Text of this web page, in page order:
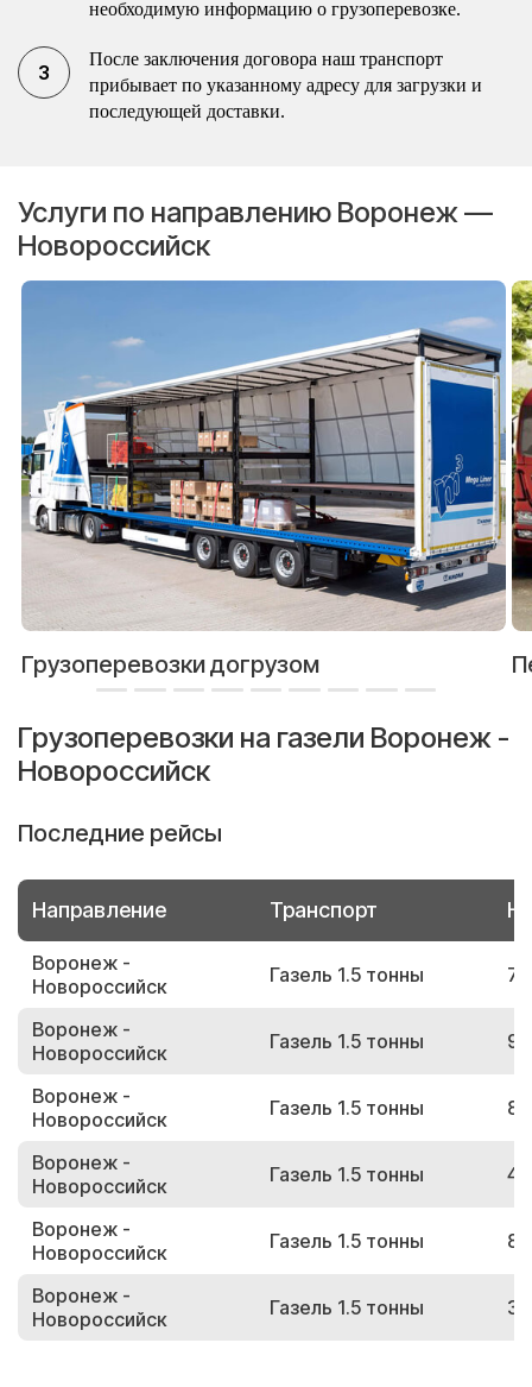
необходимую информацию о грузоперевозке.
После заключения договора наш транспорт
прибывает по указанному адресу для загрузки и
последующей доставки.
Услуги по направлению Воронеж —
Новороссийск
Грузоперевозки догрузом
Грузоперевозки на газели Воронеж -
Новороссийск
Последние рейсы
Направление Транспорт
Воронеж -
Новороссийск
Газель 1.5 тонны
Воронеж -
Новороссийск
Газель 1.5 тонны
Воронеж -
Новороссийск
Газель 1.5 тонны
Воронеж -
Новороссийск
Газель 1.5 тонны
Воронеж -
Новороссийск
Газель 1.5 тонны
Воронеж -
Новороссийск
Газель 1.5 тонны